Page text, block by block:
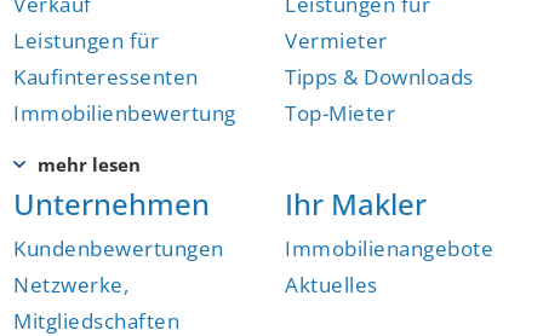
Leistungen für
Kaufinteressenten
Immobilienbewertung
Vermieter
Tipps & Downloads
Top-Mieter
Unternehmen
Kundenbewertungen
Netzwerke,
Mitgliedschaften
Ihr Makler
Immobilienangebote
Aktuelles